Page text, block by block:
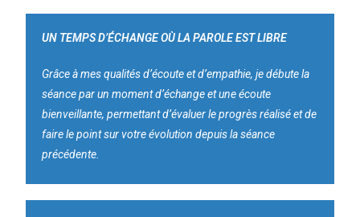
UN TEMPS D’ÉCHANGE OÙ LA PAROLE EST LIBRE
Grâce à mes qualités d’écoute et d’empathie, je débute la
séance par un moment d’échange et une écoute
bienveillante, permettant d’évaluer le progrès réalisé et de
faire le point sur votre évolution depuis la séance
précédente.